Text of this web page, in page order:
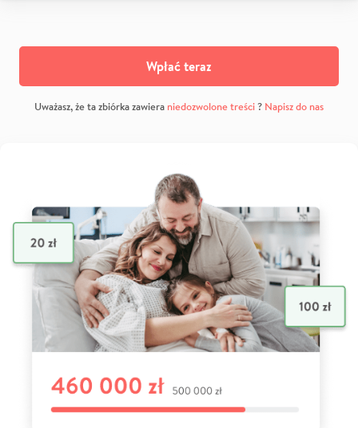
Wpłać teraz
Uważasz, że ta zbiórka zawiera niedozwolone treści? Napisz do nas